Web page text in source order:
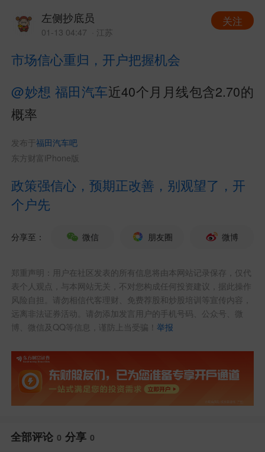
左侧抄底员
01-13 04:47 · 江苏
关注
市场信心重归，开户把握机会
@妙想 福田汽车近40个月月线包含2.70的
概率
发布于福田汽车吧
东方财富iPhone版
政策强信心，预期正改善，别观望了，开
个户先
分享至： 微信 朋友圈 微博
郑重声明：用户在社区发表的所有信息将由本网站记录保存，仅代
表个人观点，与本网站无关，不对您构成任何投资建议，据此操作
风险自担。请勿相信代客理财、免费荐股和炒股培训等宣传内容，
远离非法证券活动。请勿添加发言用户的手机号码、公众号、微
博、微信及QQ等信息，谨防上当受骗！举报
全部评论 0 分享 0